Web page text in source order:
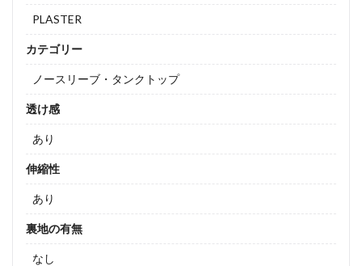
PLASTER
カテゴリー
ノースリーブ・タンクトップ
透け感
あり
伸縮性
あり
裏地の有無
なし